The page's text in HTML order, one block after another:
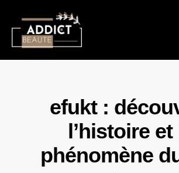
efukt :
l’histoire et
phénomène